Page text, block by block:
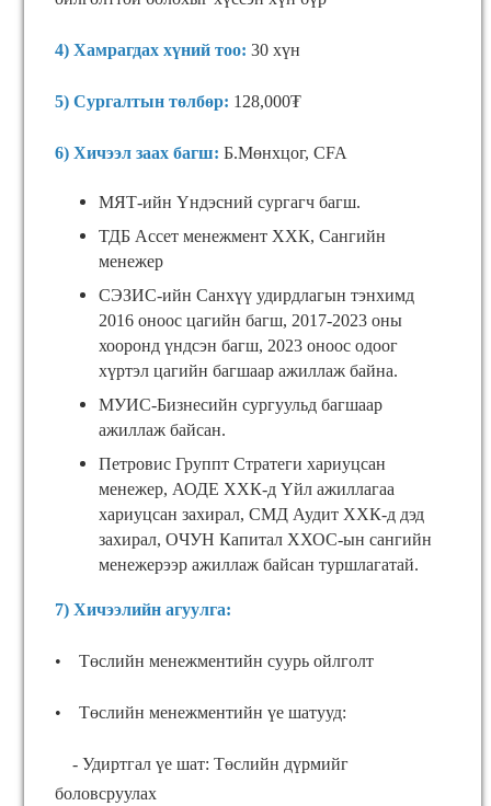
4) Хамрагдах хүний тоо: 30 хүн
5) Сургалтын төлбөр: 128,000₮
6) Хичээл заах багш: Б.Мөнхцог, CFA
МЯТ-ийн Үндэсний сургагч багш.
ТДБ Ассет менежмент ХХК, Сангийн
менежер
СЭЗИС-ийн Санхүү удирдлагын тэнхимд
2016 оноос цагийн багш, 2017-2023 оны
хооронд үндсэн багш, 2023 оноос одоог
хүртэл цагийн багшаар ажиллаж байна.
МУИС-Бизнесийн сургуульд багшаар
ажиллаж байсан.
Петровис Группт Стратеги хариуцсан
менежер, АОДЕ ХХК-д Үйл ажиллагаа
хариуцсан захирал, СМД Аудит ХХК-д дэд
захирал, ОЧУН Капитал ХХОС-ын сангийн
менежерээр ажиллаж байсан туршлагатай.
7) Хичээлийн агуулга:
• Төслийн менежментийн суурь ойлголт
• Төслийн менежментийн үе шатууд:
- Удиртгал үе шат: Төслийн дүрмийг
боловсруулах